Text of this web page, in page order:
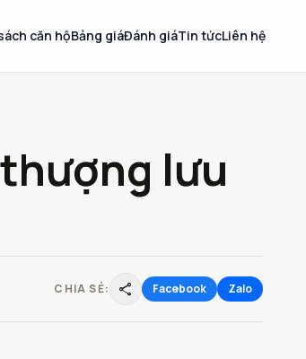
căn hộBảng giáĐánh giáTin tứcLiên hệ
lưu
CHIA SẺ: share Facebook Zalo